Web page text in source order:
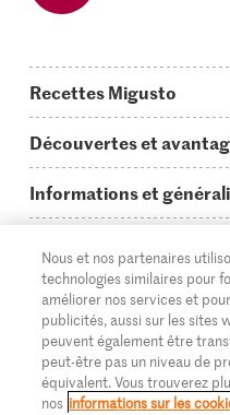
Recettes Migusto
Idées de menus
Plats principaux
Simple & vite prêt
Apéritif
Préparations au four
Enfants & famille
Découvertes et
On en parle...
Tutoriels
Glossaire des ingrédients
Login Migusto
Magazine Migusto
Informations et
Questions concernant
Cuisiner avec Migusto
Service clientèle &
Publicité
Supermarché
Migros Online
À propos de Migros
DE FR IT
Nous et nos partenaires
technologies similaires pour
améliorer nos services et
publicités, aussi sur les sites
peuvent également être
peut-être pas un niveau de
équivalent. Vous trouverez
nos informations sur les